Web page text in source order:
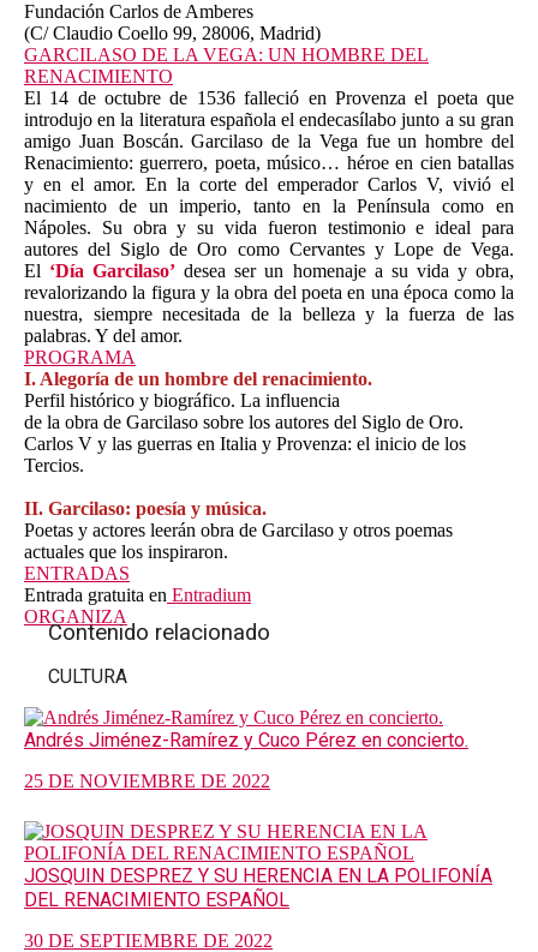
Fundación Carlos de Amberes
(C/ Claudio Coello 99, 28006, Madrid)
GARCILASO DE LA VEGA: UN HOMBRE DEL
RENACIMIENTO
El 14 de octubre de 1536 falleció en Provenza el poeta que
introdujo en la literatura española el endecasílabo junto a su gran
amigo Juan Boscán. Garcilaso de la Vega fue un hombre del
Renacimiento: guerrero, poeta, músico… héroe en cien batallas
y en el amor. En la corte del emperador Carlos V, vivió el
nacimiento de un imperio, tanto en la Península como en
Nápoles. Su obra y su vida fueron testimonio e ideal para
autores del Siglo de Oro como Cervantes y Lope de Vega.
El ‘Día Garcilaso’desea ser un homenaje a su vida y obra,
revalorizando la figura y la obra del poeta en una época como la
nuestra, siempre necesitada de la belleza y la fuerza de las
palabras. Y del amor.
PROGRAMA
I. Alegoría de un hombre del renacimiento.
Perfil histórico y biográfico. La influencia
de la obra de Garcilaso sobre los autores del Siglo de Oro.
Carlos V y las guerras en Italia y Provenza: el inicio de los
Tercios.
II. Garcilaso: poesía y música.
Poetas y actores leerán obra de Garcilaso y otros poemas
actuales que los inspiraron.
ENTRADAS
Entrada gratuita en Entradium
ORGANIZA
Contenido relacionado
CULTURA
Andrés Jiménez-Ramírez y Cuco Pérez en concierto.
25 DE NOVIEMBRE DE 2022
JOSQUIN DESPREZ Y SU HERENCIA EN LA POLIFONÍA
DEL RENACIMIENTO ESPAÑOL
30 DE SEPTIEMBRE DE 2022